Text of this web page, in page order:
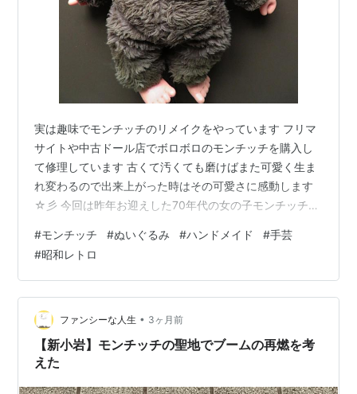
実は趣味でモンチッチのリメイクをやっています フリマ
サイトや中古ドール店でボロボロのモンチッチを購入し
て修理しています 古くて汚くても磨けばまた可愛く生ま
れ変わるので出来上がった時はその可愛さに感動します
☆彡 今回は昨年お迎えした70年代の女の子モンチッチの
子でも１万円弱するのでなかなか手が出せない価格です
ボディと頭の毛皮から丁寧に型を取り出来上がった子が
こちらです↓ 髪はツインテールに変えました!(^^)! モフモ
フの可愛い子に生まれ変わりました♥ 黒っぽいですがこ
げ茶のファーを使いました ↓こちらのファー生地です
a.r10.to ツ…
#モンチッチ #ぬいぐるみ #ハンドメイド #手芸
#昭和レトロ
ファンシーな人生 • 3ヶ月前
【新小岩】モンチッチの聖地でブームの再燃を考
えた